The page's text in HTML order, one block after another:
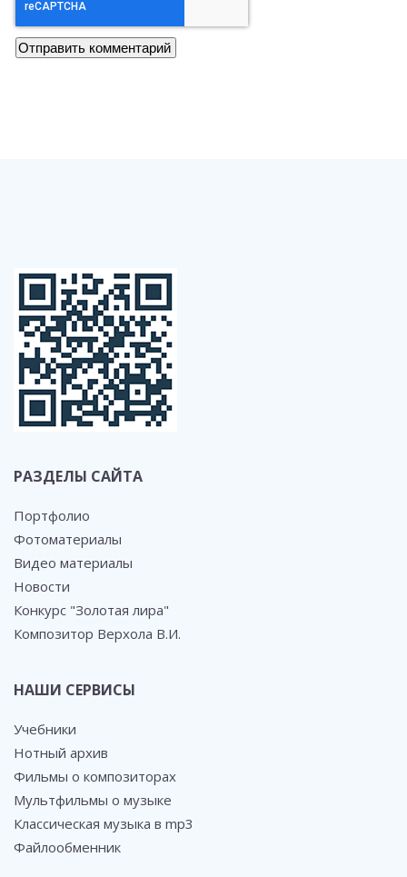
РАЗДЕЛЫ САЙТА
Портфолио
Фотоматериалы
Видео материалы
Новости
Конкурс "Золотая лира"
Композитор Верхола В.И.
НАШИ СЕРВИСЫ
Учебники
Нотный архив
Фильмы о композиторах
Мультфильмы о музыке
Классическая музыка в mp3
Файлообменник